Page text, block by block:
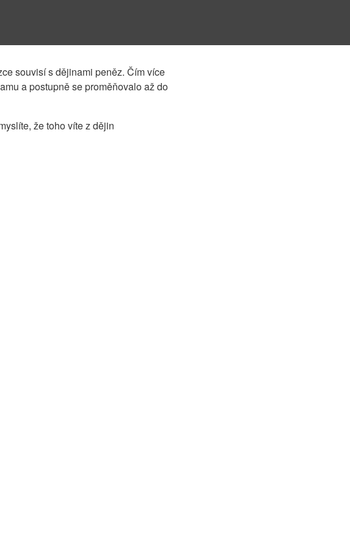
souvisí s dějinami peněz. Čím více
a postupně se proměňovalo až do
že toho víte z dějin